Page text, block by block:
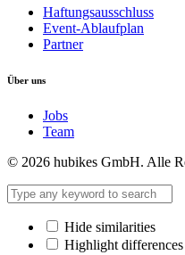
Haftungsausschluss
Event-Ablaufplan
Partner
Über uns
Jobs
Team
© 2026 hubikes GmbH. Alle
Hide similarities
Highlight differences